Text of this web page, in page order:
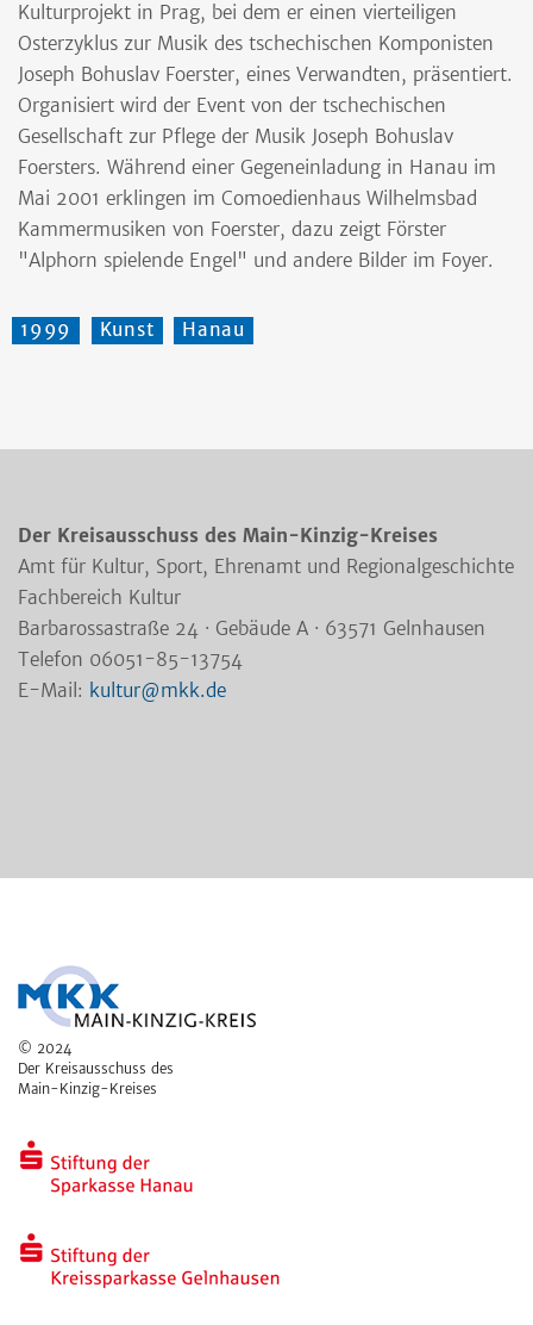
Kulturprojekt in Prag, bei dem er einen vierteiligen
Osterzyklus zur Musik des tschechischen Komponisten
Joseph Bohuslav Foerster, eines Verwandten, präsentiert.
Organisiert wird der Event von der tschechischen
Gesellschaft zur Pflege der Musik Joseph Bohuslav
Foersters. Während einer Gegeneinladung in Hanau im
Mai 2001 erklingen im Comoedienhaus Wilhelmsbad
Kammermusiken von Foerster, dazu zeigt Förster
"Alphorn spielende Engel" und andere Bilder im Foyer.
1999 Kunst Hanau
Der Kreisausschuss des Main-Kinzig-Kreises
Amt für Kultur, Sport, Ehrenamt und Regionalgeschichte
Fachbereich Kultur
Barbarossastraße 24 · Gebäude A · 63571 Gelnhausen
Telefon 06051-85-13754
E-Mail: kultur@mkk.de
© 2024
Der Kreisausschuss des
Main-Kinzig-Kreises